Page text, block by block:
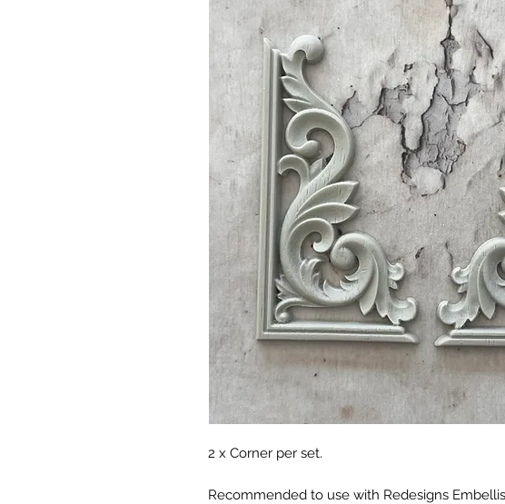
2 x Corner per set.
Recommended to use with Redesigns